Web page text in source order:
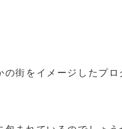
街をイメージしたプ